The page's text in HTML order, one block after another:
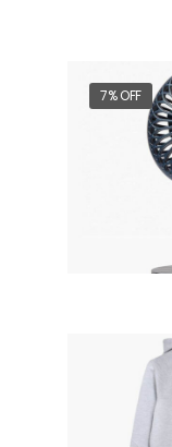
7% OFF